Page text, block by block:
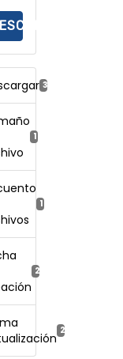
352
111.52 KB
1
27 enero, 2023
27 enero, 2023